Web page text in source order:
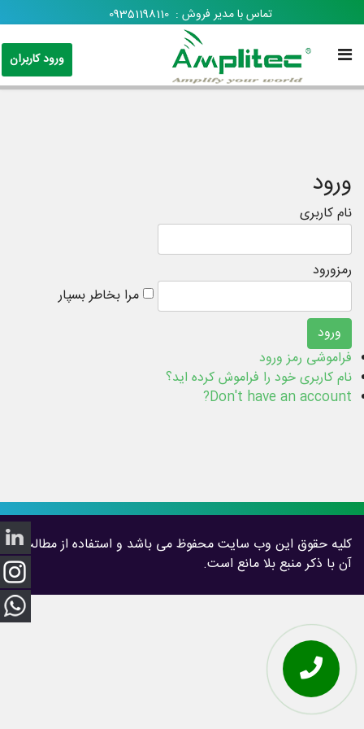
تماس با مدیر فروش :09351198110
ورود
نام کاربری
رمزورود
مرا بخاطر بسپار
فراموشی رمز ورود
نام کاربری خود را فراموش کرده اید؟
Don't have an account?
کلیه حقوق این وب سایت محفوظ می باشد و استفاده از مطالب
آن با ذکر منبع بلا مانع است.
ورود کاربران